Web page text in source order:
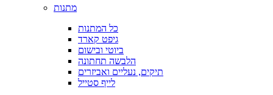
מתנות
כל המתנות
גיפט קארד
ביוטי ובישום
הלבשה תחתונה
תיקים, נעליים ואביזרים
לייף סטייל